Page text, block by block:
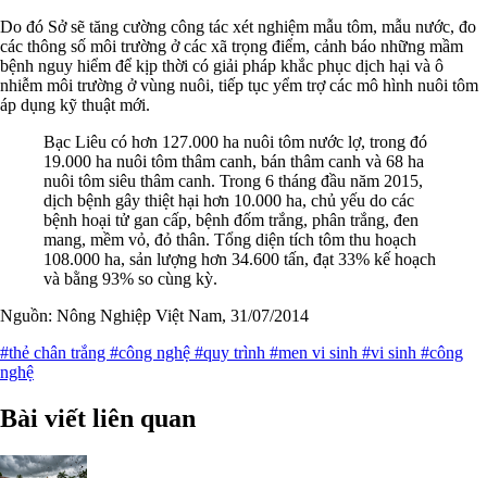
Do đó Sở sẽ tăng cường công tác xét nghiệm mẫu tôm, mẫu nước, đo
các thông số môi trường ở các xã trọng điểm, cảnh báo những mầm
bệnh nguy hiểm để kịp thời có giải pháp khắc phục dịch hại và ô
nhiễm môi trường ở vùng nuôi, tiếp tục yểm trợ các mô hình nuôi tôm
áp dụng kỹ thuật mới.
Bạc Liêu có hơn 127.000 ha nuôi tôm nước lợ, trong đó
19.000 ha nuôi tôm thâm canh, bán thâm canh và 68 ha
nuôi tôm siêu thâm canh. Trong 6 tháng đầu năm 2015,
dịch bệnh gây thiệt hại hơn 10.000 ha, chủ yếu do các
bệnh hoại tử gan cấp, bệnh đốm trắng, phân trắng, đen
mang, mềm vỏ, đỏ thân. Tổng diện tích tôm thu hoạch
108.000 ha, sản lượng hơn 34.600 tấn, đạt 33% kế hoạch
và bằng 93% so cùng kỳ.
Nguồn: Nông Nghiệp Việt Nam, 31/07/2014
#thẻ chân trắng #công nghệ #quy trình #men vi sinh #vi sinh #công
nghệ
Bài viết liên quan